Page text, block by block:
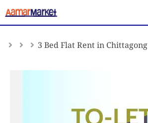
Skip
to
3 Bed Flat Rent in Chittagong